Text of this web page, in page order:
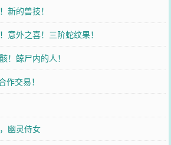
新的兽技！
意外之喜！三阶蛇纹果！
！鲸尸内的人！
作交易！
幽灵侍女